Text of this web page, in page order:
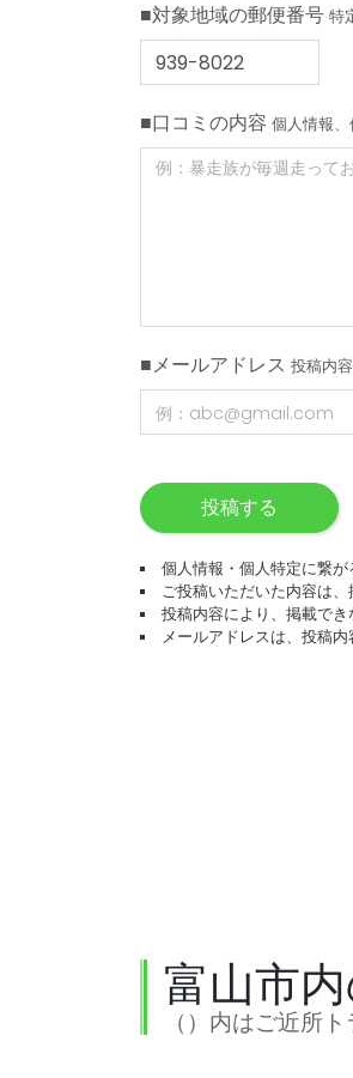
■対象地域の郵便番号 特
■口コミの内容 個人情報
■メールアドレス 投稿内
投稿する
個人情報・個人特定に繋が
ご投稿いただいた内容は
投稿内容により、掲載でき
メールアドレスは、投稿
富山市
（）内はご近所